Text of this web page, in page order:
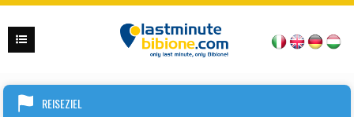
REISEZIEL